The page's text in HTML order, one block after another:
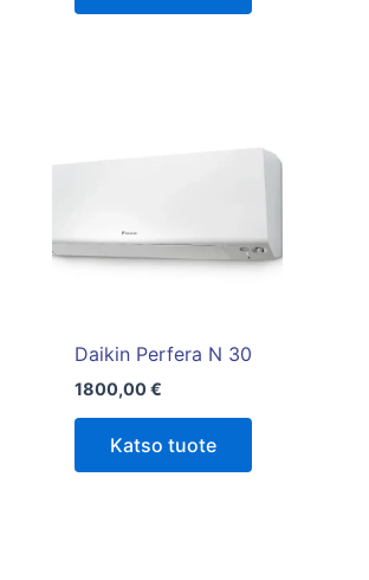
Daikin Perfera N 30
1800,00€
Katso tuote